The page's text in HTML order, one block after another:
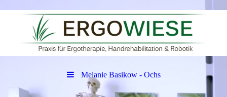
Melanie Basikow - Ochs